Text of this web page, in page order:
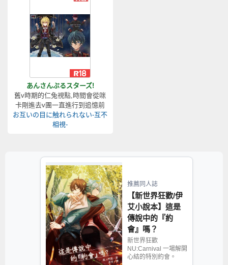
あんさんぶるスターズ!
舊v時期的仁兔視點,時間會從咪
卡剛進去v團一直進行到追憶前
お互いの目に触れられない-互不
相視-
推薦同人誌
【新世界狂歡/伊
艾小說本】這是
傳說中的『約
會』嗎？
新世界狂歡
NU:Carnival 一場解開
心結的特別約會。